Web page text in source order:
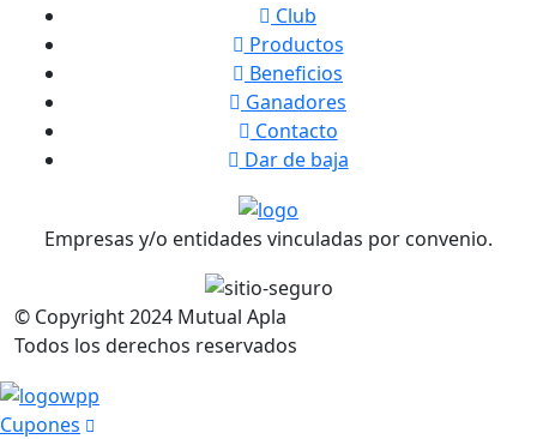
Club
Productos
Beneficios
Ganadores
Contacto
Dar de baja
Empresas y/o entidades vinculadas por convenio.
© Copyright2024 Mutual Apla
Todos los derechos reservados
Cupones